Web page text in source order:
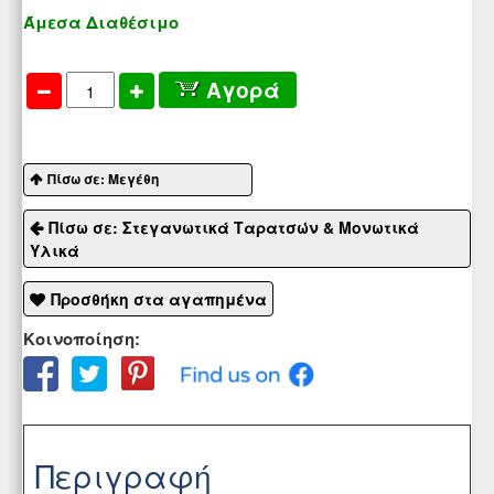
Άμεσα Διαθέσιμο
Αγορά
Πίσω σε: Μεγέθη
Πίσω σε: Στεγανωτικά Ταρατσών & Μονωτικά
Υλικά
Προσθήκη στα αγαπημένα
Κοινοποίηση:
Περιγραφή